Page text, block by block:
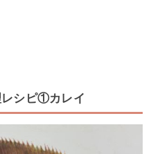
レシピ①カレイ